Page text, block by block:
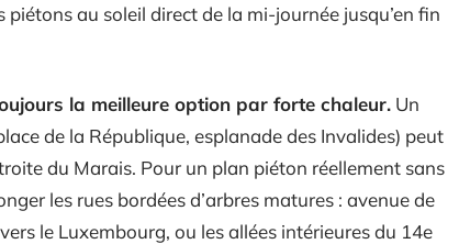
au soleil direct de la mi-journée jusqu’en fin
la meilleure option par forte chaleur. Un
de la République, esplanade des Invalides) peut
du Marais. Pour un plan piéton réellement sans
les rues bordées d’arbres matures : avenue de
le Luxembourg, ou les allées intérieures du 14e